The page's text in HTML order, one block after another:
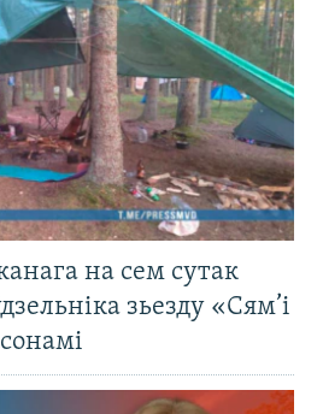
на сем сутак
зьезду «Сям’і